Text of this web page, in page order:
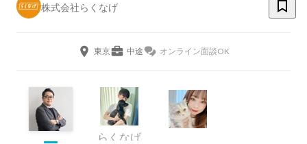
株式会社らくなげ
東京 中途 オンライン面談OK
らくなげ